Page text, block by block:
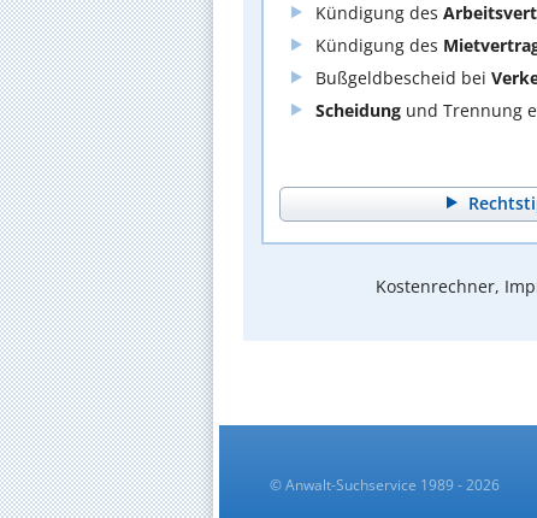
Kündigung des
Kündigung des
Bußgeldbescheid bei
Scheidung und Trennung
Kostenrechner,
© Anwalt-Suchservice 1989 - 2026